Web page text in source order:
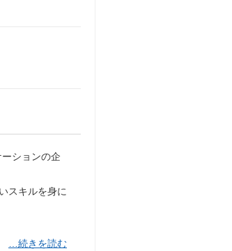
ションの企
スキルを身に
…続きを読む